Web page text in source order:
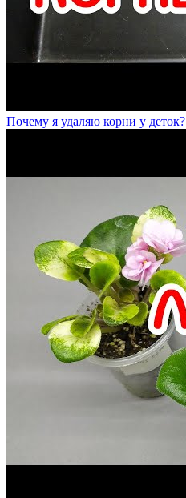
Почему я удаляю корни у деток?